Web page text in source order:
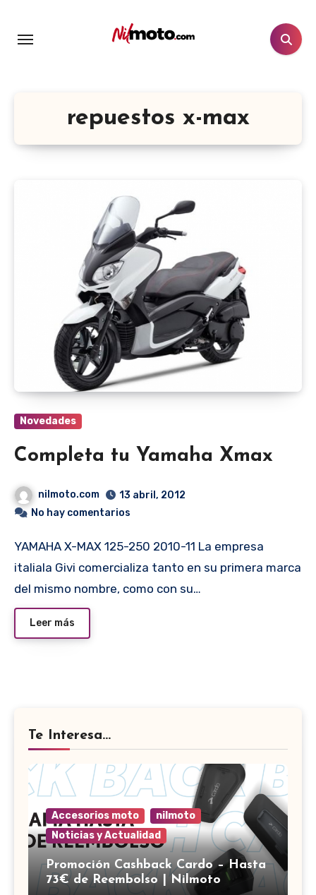
repuestos x-max
Novedades
Completa tu Yamaha Xmax
nilmoto.com
13 abril, 2012
No hay comentarios
YAMAHA X-MAX 125-250 2010-11 La empresa
italiala Givi comercializa tanto en su primera marca
del mismo nombre, como con su…
Leer más
Te Interesa...
Accesorios moto
nilmoto
Noticias y Actualidad
Promoción Cashback Cardo – Hasta
73€ de Reembolso | Nilmoto